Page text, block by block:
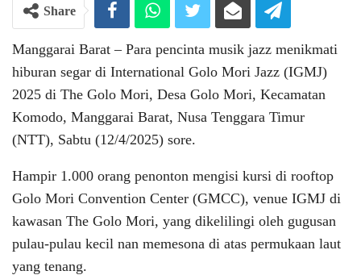
Share
Manggarai Barat – Para pencinta musik jazz menikmati
hiburan segar di International Golo Mori Jazz (IGMJ)
2025 di The Golo Mori, Desa Golo Mori, Kecamatan
Komodo, Manggarai Barat, Nusa Tenggara Timur
(NTT), Sabtu (12/4/2025) sore.
Hampir 1.000 orang penonton mengisi kursi di rooftop
Golo Mori Convention Center (GMCC), venue IGMJ di
kawasan The Golo Mori, yang dikelilingi oleh gugusan
pulau-pulau kecil nan memesona di atas permukaan laut
yang tenang.